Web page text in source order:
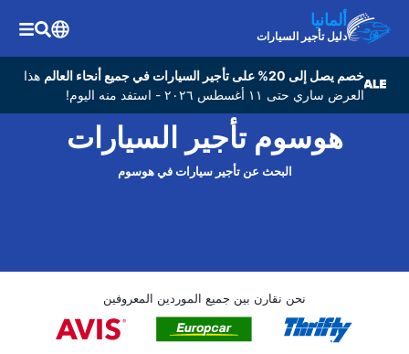
ألمانيا
دليل تأجير السيارات
خصم يصل إلى 20% على تأجير السيارات في جميع أنحاء العالم
هذا
العرض ساري حتى ١١ أغسطس ٢٠٢٦ - استفد منه اليوم!
هوسوم تأجير السيارات
البحث عن تأجير سيارات في هوسوم
نحن نقارن بين جميع الموردين المعروفين